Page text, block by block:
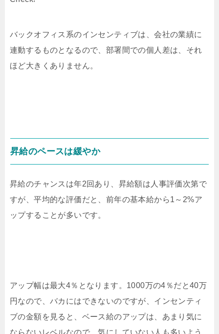
バックオフィス系のインセンティブは、会社の業績に
連動するものとなるので、部署間での個人差は、それ
ほど大きくありません。
昇給のペースは緩やか
昇給のチャンスは年2回あり、昇給額は人事評価次第で
すが、平均的な評価だと、前年の基本給から1～2%ア
ップすることが多いです。
アップ幅は最大4％となります。1000万の4％だと40万
円なので、バカにはできないのですが、インセンティ
ブの金額を見ると、ベース給のアップは、あまり気に
ならないレベルなので、気にしていない人も多いよう